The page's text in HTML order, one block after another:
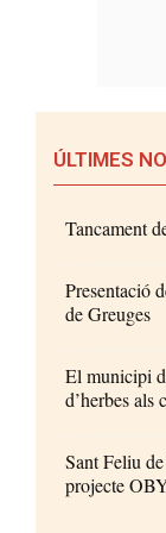
ÚLTIMES
Tancament
Presentació
de Greuges
El municipi
d’herbes als
Sant Feliu
projecte